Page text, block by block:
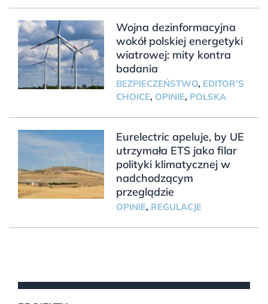
Wojna dezinformacyjna
wokół polskiej energetyki
wiatrowej: mity kontra
badania
BEZPIECZEŃSTWO, EDITOR'S
CHOICE, OPINIE, POLSKA
Eurelectric apeluje, by UE
utrzymała ETS jako filar
polityki klimatycznej w
nadchodzącym
przeglądzie
OPINIE, REGULACJE